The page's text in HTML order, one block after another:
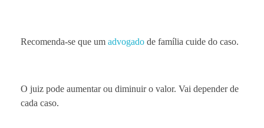
Recomenda-se que um advogado de família cuide do caso.
O juiz pode aumentar ou diminuir o valor. Vai depender de
cada caso.